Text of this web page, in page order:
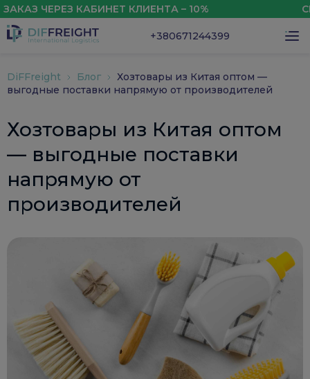
КАБИНЕТ КЛИЕНТА – 10%
+380671244399
DiFFreight Блог
Хозтовары из Китая оптом —
выгодные поставки напрямую от производителей
Хозтовары из Китая оптом
— выгодные поставки
напрямую от
производителей